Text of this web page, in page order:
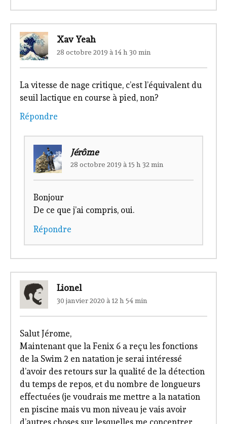
Xav Yeah
28 octobre 2019 à 14 h 30 min
La vitesse de nage critique, c’est l’équivalent du
seuil lactique en course à pied, non?
Répondre
Jérôme
28 octobre 2019 à 15 h 32 min
Bonjour
De ce que j’ai compris, oui.
Répondre
Lionel
30 janvier 2020 à 12 h 54 min
Salut Jérome,
Maintenant que la Fenix 6 a reçu les fonctions
de la Swim 2 en natation je serai intéressé
d’avoir des retours sur la qualité de la détection
du temps de repos, et du nombre de longueurs
effectuées (je voudrais me mettre a la natation
en piscine mais vu mon niveau je vais avoir